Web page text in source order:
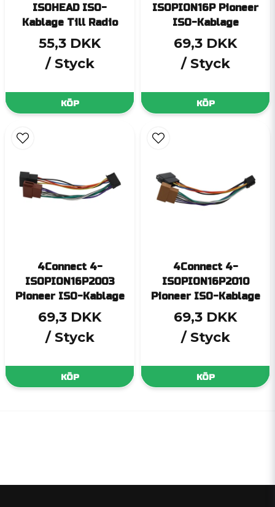
ISOHEAD ISO-
Kablage Till Radio
55,3 DKK
/ Styck
KÖP
ISOPION16P Pioneer
ISO-Kablage
69,3 DKK
/ Styck
KÖP
4Connect 4-
ISOPION16P2003
Pioneer ISO-Kablage
69,3 DKK
/ Styck
KÖP
4Connect 4-
ISOPION16P2010
Pioneer ISO-Kablage
69,3 DKK
/ Styck
KÖP